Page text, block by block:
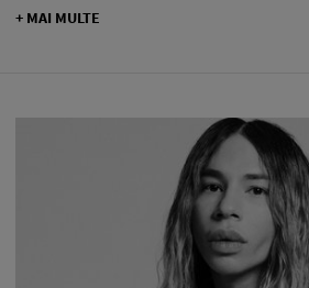
+ MAI MULTE